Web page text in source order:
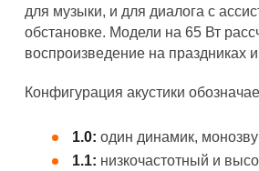
для музыки, и для диалога с
обстановке. Модели на 65 Вт
воспроизведение на праздниках
Конфигурация акустики
1.0: один динамик,
1.1: низкочастотный и